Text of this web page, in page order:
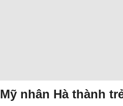
Mỹ nhân Hà thành